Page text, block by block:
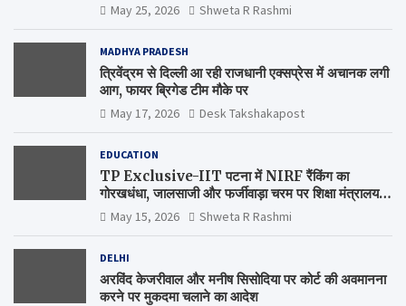
May 25, 2026 Shweta R Rashmi
MADHYA PRADESH
त्रिवेंद्रम से दिल्ली आ रही राजधानी एक्सप्रेस में अचानक लगी
आग, फायर ब्रिगेड टीम मौके पर
May 17, 2026 Desk Takshakapost
EDUCATION
TP Exclusive-IIT पटना में NIRF रैंकिंग का
गोरखधंधा, जालसाजी और फर्जीवाड़ा चरम पर शिक्षा मंत्रालय
कब जागेगा ?
May 15, 2026 Shweta R Rashmi
DELHI
अरविंद केजरीवाल और मनीष सिसोदिया पर कोर्ट की अवमानना
करने पर मुकदमा चलाने का आदेश